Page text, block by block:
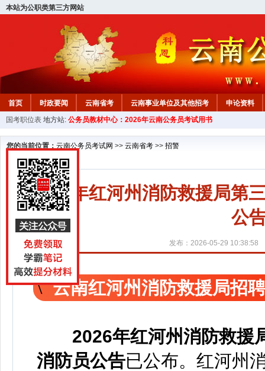
本站为公职类第三方网站
首页 时政要闻 云南省考 云南事业单位及其他招考
申论资料
国考职位表 地方站: 公务员教材中心：2026年云南公务员考试用书
您的当前位置： 云南公务员考试网 >> 云南省考 >> 招警
2026年红河州消防救援局第
公
发布：2026-05-29 10:38:58
云南红河州消防救援局招
2026年红河州消防救援
消防员公告已公布。红河州